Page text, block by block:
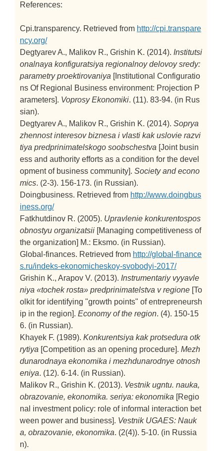
References:
Cpi.transparency. Retrieved from http://cpi.transpare
ncy.org/
Degtyarev A., Malikov R., Grishin K. (2014). Institutsi
onalnaya konfiguratsiya regionalnoy delovoy sredy:
parametry proektirovaniya [Institutional Configuratio
ns Of Regional Business environment: Projection P
arameters]. Voprosy Ekonomiki. (11). 83-94. (in Rus
sian).
Degtyarev A., Malikov R., Grishin K. (2014). Soprya
zhennost interesov biznesa i vlasti kak uslovie razvi
tiya predprinimatelskogo soobschestva [Joint busin
ess and authority efforts as a condition for the devel
opment of business community]. Society and econo
mics. (2-3). 156-173. (in Russian).
Doingbusiness. Retrieved from http://www.doingbus
iness.org/
Fatkhutdinov R. (2005). Upravlenie konkurentospos
obnostyu organizatsii [Managing competitiveness of
the organization] M.: Eksmo. (in Russian).
Global-finances. Retrieved from http://global-finance
s.ru/indeks-ekonomicheskoy-svobodyi-2017/
Grishin K., Arapov V. (2013). Instrumentariy vyyavle
niya «tochek rosta» predprinimatelstva v regione [To
olkit for identifying "growth points" of entrepreneursh
ip in the region]. Economy of the region. (4). 150-15
6. (in Russian).
Khayek F. (1989). Konkurentsiya kak protsedura otk
rytiya [Competition as an opening procedure]. Mezh
dunarodnaya ekonomika i mezhdunarodnye otnosh
eniya. (12). 6-14. (in Russian).
Malikov R., Grishin K. (2013). Vestnik ugntu. nauka,
obrazovanie, ekonomika. seriya: ekonomika [Regio
nal investment policy: role of informal interaction bet
ween power and business]. Vestnik UGAES: Nauk
a, obrazovanie, ekonomika. (2(4)). 5-10. (in Russia
n).